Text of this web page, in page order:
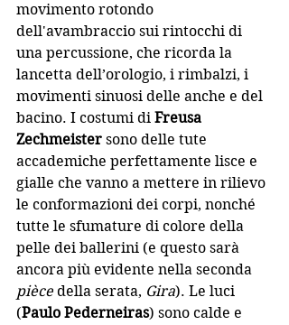
movimento rotondo
dell'avambraccio sui rintocchi di
una percussione, che ricorda la
lancetta dell’orologio, i rimbalzi, i
movimenti sinuosi delle anche e del
bacino. I costumi di Freusa
Zechmeister sono delle tute
accademiche perfettamente lisce e
gialle che vanno a mettere in rilievo
le conformazioni dei corpi, nonché
tutte le sfumature di colore della
pelle dei ballerini (e questo sarà
ancora più evidente nella seconda
pièce della serata, Gira). Le luci
(Paulo Pederneiras) sono calde e